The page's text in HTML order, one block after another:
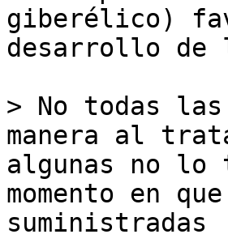
giberélico)
desarrollo de
> No todas
manera al
algunas no lo
momento en
suministradas